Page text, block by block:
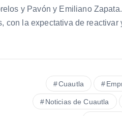
y Pavón y Emiliano
la expectativa de reactivar
Cuautla
Noticias de Cuautla